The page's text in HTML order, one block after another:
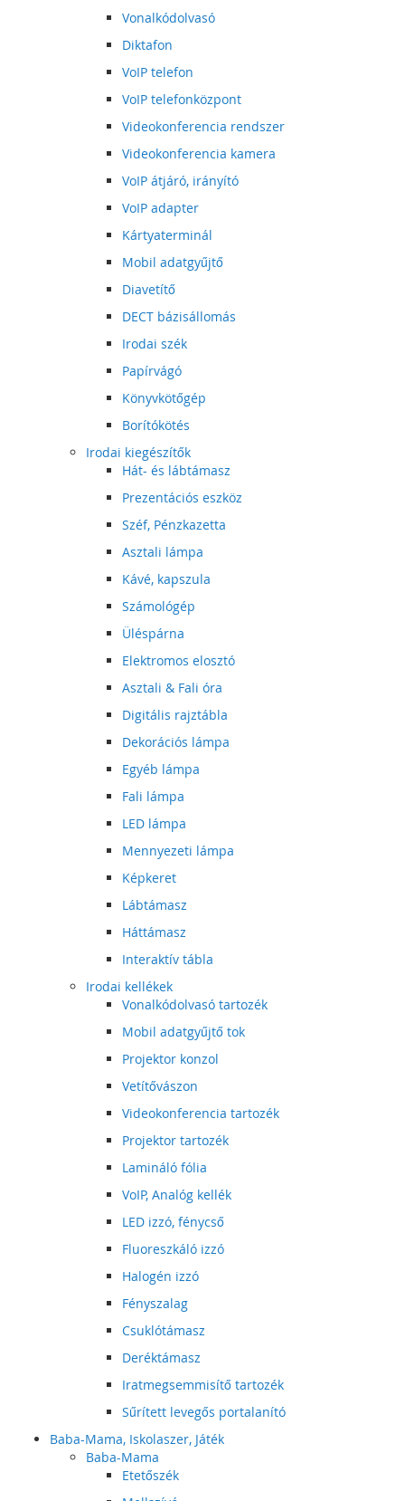
Vonalkódolvasó
Diktafon
VoIP telefon
VoIP telefonközpont
Videokonferencia rendszer
Videokonferencia kamera
VoIP átjáró, irányító
VoIP adapter
Kártyaterminál
Mobil adatgyűjtő
Diavetítő
DECT bázisállomás
Irodai szék
Papírvágó
Könyvkötőgép
Borítókötés
Irodai kiegészítők
Hát- és lábtámasz
Prezentációs eszköz
Széf, Pénzkazetta
Asztali lámpa
Kávé, kapszula
Számológép
Üléspárna
Elektromos elosztó
Asztali & Fali óra
Digitális rajztábla
Dekorációs lámpa
Egyéb lámpa
Fali lámpa
LED lámpa
Mennyezeti lámpa
Képkeret
Lábtámasz
Háttámasz
Interaktív tábla
Irodai kellékek
Vonalkódolvasó tartozék
Mobil adatgyűjtő tok
Projektor konzol
Vetítővászon
Videokonferencia tartozék
Projektor tartozék
Lamináló fólia
VoIP, Analóg kellék
LED izzó, fénycső
Fluoreszkáló izzó
Halogén izzó
Fényszalag
Csuklótámasz
Deréktámasz
Iratmegsemmisítő tartozék
Sűrített levegős portalanító
Baba-Mama, Iskolaszer, Játék
Baba-Mama
Etetőszék